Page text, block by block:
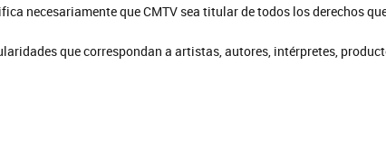
necesariamente que CMTV sea titular de todos los derechos
que correspondan a artistas, autores, intérpretes,